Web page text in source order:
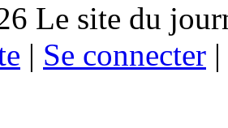
Le site du
| Se connecter |